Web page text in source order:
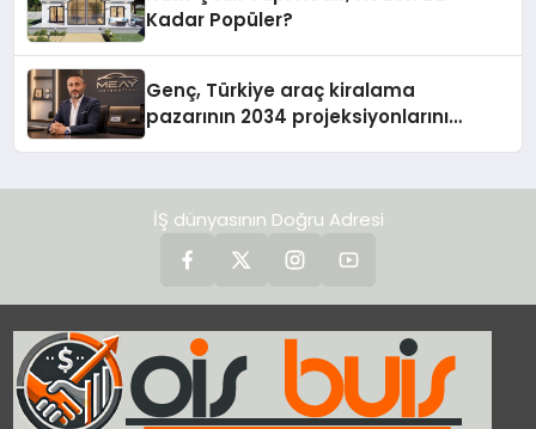
Kadar Popüler?
Genç, Türkiye araç kiralama
pazarının 2034 projeksiyonlarını
İŞ dünyasının Doğru Adresi